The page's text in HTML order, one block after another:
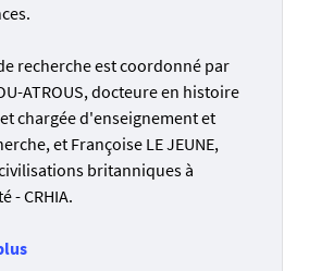
recherche est coordonné par
ATROUS, docteure en histoire
chargée d'enseignement et
et Françoise LE JEUNE,
britanniques à
- CRHIA.